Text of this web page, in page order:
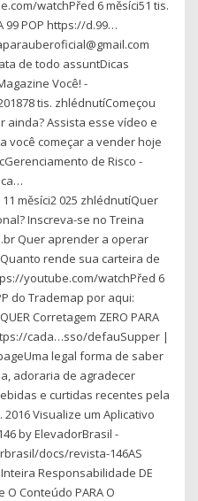
watchPřed 6 měsíci51 tis.
99 POP https://d.99…
de todo assuntDicas
Você! -
tis. zhlédnutíComeçou
ainda? Assista esse vídeo e
você começar a vender hoje
de Risco -
měsíci2 025 zhlédnutíQuer
Inscreva-se no Treina
Quer aprender a operar
rende sua carteira de
youtube.com/watchPřed 6
do Trademap por aqui:
Corretagem ZERO PARA
cada…sso/defauSupper |
legal forma de saber
adoraria de agradecer
e curtidas recentes pela
Visualize um Aplicativo
by ElevadorBrasil -
docs/revista-146AS
Responsabilidade DE
O Conteúdo PARA O